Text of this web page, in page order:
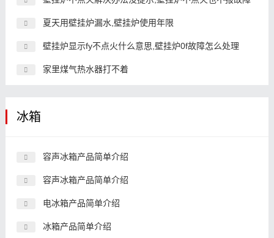
夏天用壁挂炉漏水,壁挂炉使用年限
壁挂炉显示fy不点火什么意思,壁挂炉0f故障怎么处理
家里煤气热水器打不着
冰箱
容声冰箱产品简单介绍
容声冰箱产品简单介绍
电冰箱产品简单介绍
冰箱产品简单介绍